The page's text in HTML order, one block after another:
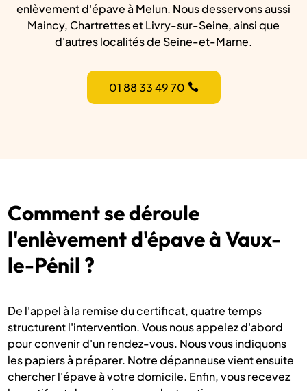
enlèvement d'épave à Melun. Nous desservons aussi
Maincy, Chartrettes et Livry-sur-Seine, ainsi que
d'autres localités de Seine-et-Marne.
01 88 33 49 70
Comment se déroule
l'enlèvement d'épave à Vaux-
le-Pénil ?
De l'appel à la remise du certificat, quatre temps
structurent l'intervention. Vous nous appelez d'abord
pour convenir d'un rendez-vous. Nous vous indiquons
les papiers à préparer. Notre dépanneuse vient ensuite
chercher l'épave à votre domicile. Enfin, vous recevez